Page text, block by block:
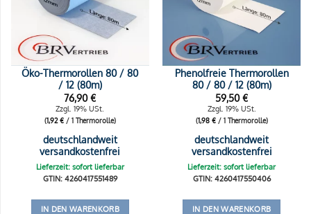
Öko-Thermorollen 80 / 80
/ 12 (80m)
76,90€
Zzgl. 19% USt.
(1,92€/ 1 Thermorolle)
deutschlandweit
versandkostenfrei
Lieferzeit: sofort lieferbar
GTIN: 4260417551489
IN DEN WARENKORB
Phenolfreie Thermorollen
80 / 80 / 12 (80m)
59,50€
Zzgl. 19% USt.
(1,98 €/ 1 Thermorolle)
deutschlandweit
versandkostenfrei
Lieferzeit: sofort lieferbar
GTIN: 4260417550406
IN DEN WARENKORB